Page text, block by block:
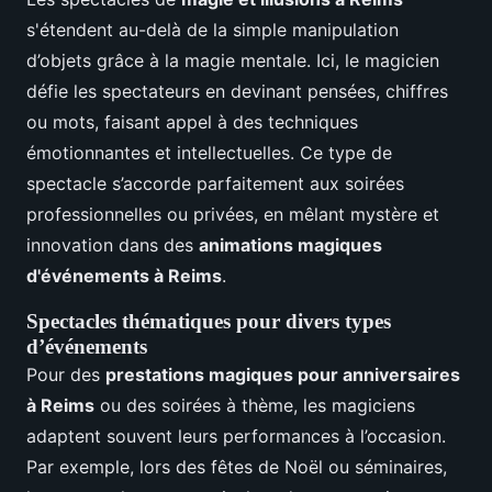
s'étendent au-delà de la simple manipulation
d’objets grâce à la magie mentale. Ici, le magicien
défie les spectateurs en devinant pensées, chiffres
ou mots, faisant appel à des techniques
émotionnantes et intellectuelles. Ce type de
spectacle s’accorde parfaitement aux soirées
professionnelles ou privées, en mêlant mystère et
innovation dans des animations magiques
d'événements à Reims.
Spectacles thématiques pour divers types
d’événements
Pour des prestations magiques pour anniversaires
à Reims ou des soirées à thème, les magiciens
adaptent souvent leurs performances à l’occasion.
Par exemple, lors des fêtes de Noël ou séminaires,